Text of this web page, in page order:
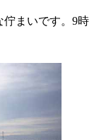
まいです。9時